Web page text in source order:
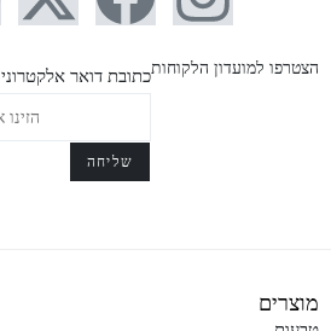
הצטרפו למועדון הלקוחותכתובת דואר אלקטרוני
מוצרים